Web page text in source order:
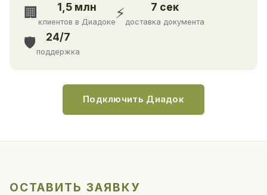
🏢 1,5 млн
клиентов в Диадоке
⚡ 7 сек
доставка документа
🛡️ 24/7
поддержка
Подключить Диадок
ОСТАВИТЬ ЗАЯВКУ